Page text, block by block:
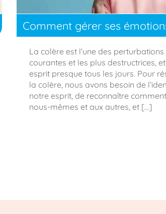
Comment gérer ses
La colère est l’une des
courantes et les plus destructrices,
esprit presque tous les jours. Pour
la colère, nous avons besoin de
notre esprit, de reconnaître
nous-mêmes et aux autres, et […]